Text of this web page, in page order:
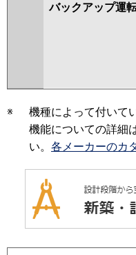
バックアップ運
※
機種によって付いて
機能についての詳細
い。 各メーカーのカ